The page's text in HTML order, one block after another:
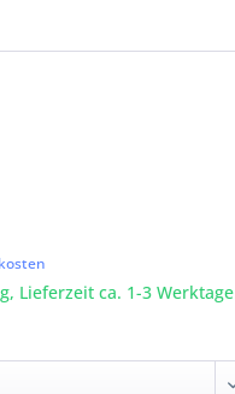
Lieferzeit ca. 1-3 Werktage